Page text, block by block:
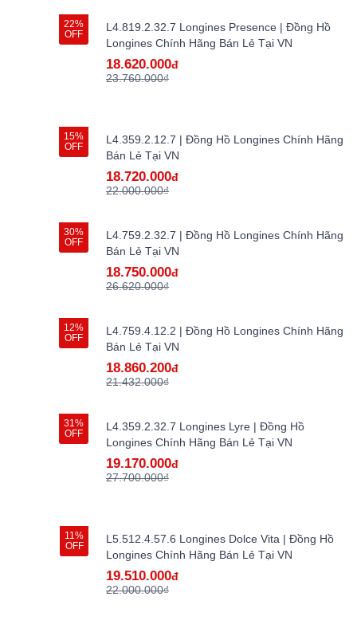
22%
OFF
L4.819.2.32.7 Longines Presence | Đồng Hồ
Longines Chính Hãng Bán Lẻ Tại VN
18.620.000đ
23.760.000₫
15%
OFF
L4.359.2.12.7 | Đồng Hồ Longines Chính Hãng
Bán Lẻ Tại VN
18.720.000đ
22.000.000₫
30%
OFF
L4.759.2.32.7 | Đồng Hồ Longines Chính Hãng
Bán Lẻ Tại VN
18.750.000đ
26.620.000₫
12%
OFF
L4.759.4.12.2 | Đồng Hồ Longines Chính Hãng
Bán Lẻ Tại VN
18.860.200đ
21.432.000₫
31%
OFF
L4.359.2.32.7 Longines Lyre | Đồng Hồ
Longines Chính Hãng Bán Lẻ Tại VN
19.170.000đ
27.700.000₫
11%
OFF
L5.512.4.57.6 Longines Dolce Vita | Đồng Hồ
Longines Chính Hãng Bán Lẻ Tại VN
19.510.000đ
22.000.000₫